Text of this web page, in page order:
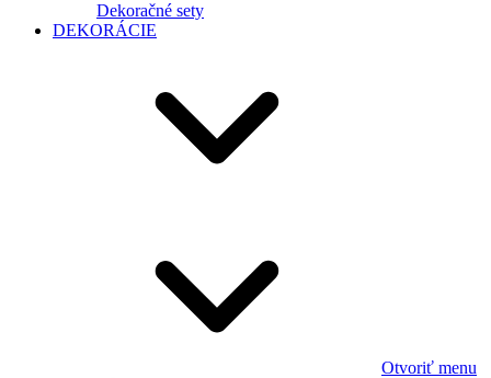
Dekoračné sety
DEKORÁCIE
Otvoriť menu